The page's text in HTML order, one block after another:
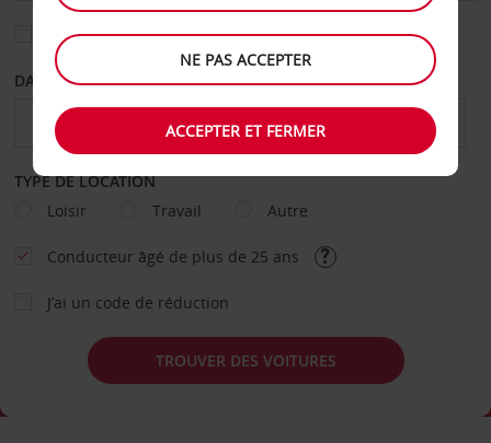
Sélectionnez une autre agence de retour
DATE DE DÉPART DATE DE RETOUR
TYPE DE LOCATION
Loisir
Travail Autre
Conducteur âgé de plus de 25 ans
J’ai un code de réduction
TROUVER DES VOITURES
NE PAS ACCEPTER
ACCEPTER ET FERMER